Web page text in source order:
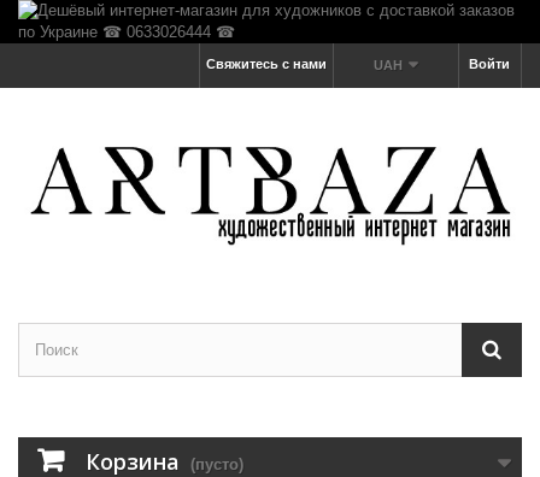
Войти
UAH
Свяжитесь с нами
Корзина (пусто)